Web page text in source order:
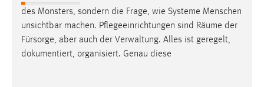
des Monsters, sondern die Frage, wie Systeme Menschen
unsichtbar machen. Pflegeeinrichtungen sind Räume der
Fürsorge, aber auch der Verwaltung. Alles ist geregelt,
dokumentiert, organisiert. Genau diese